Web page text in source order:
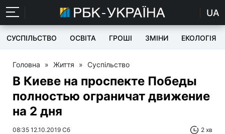
UA
СУСПІЛЬСТВО ОСВІТА ГРОШІ ЗМІНИ ЕКОЛОГІЯ
Головна » Життя » Суспільство
В Киеве на проспекте Победы
полностью ограничат движение
на 2 дня
08:35 12.10.2019 Сб 2 хв